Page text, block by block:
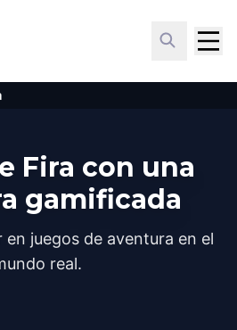
Fira con una
gamificada
juegos de aventura en el
real.